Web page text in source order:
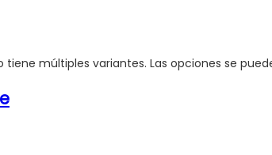
tiene múltiples variantes. Las opciones se